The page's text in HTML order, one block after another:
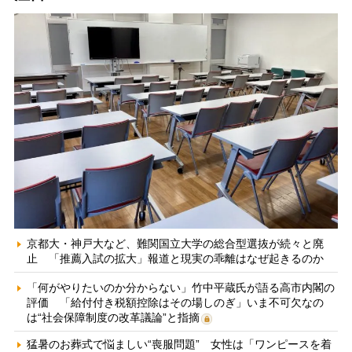
京都大・神戸大など、難関国立大学の総合型選抜が続々と廃
止 「推薦入試の拡大」報道と現実の乖離はなぜ起きるのか
「何がやりたいのか分からない」竹中平蔵氏が語る高市内閣の
評価 「給付付き税額控除はその場しのぎ」いま不可欠なの
は“社会保障制度の改革議論”と指摘
猛暑のお葬式で悩ましい“喪服問題” 女性は「ワンピースを着